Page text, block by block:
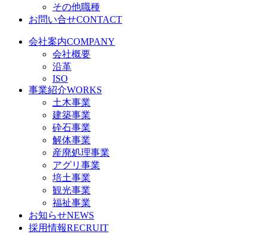
その他職種
お問い合せCONTACT
会社案内COMPANY
会社概要
沿革
ISO
事業紹介WORKS
土木事業
建築事業
砕石事業
解体事業
産廃処理事業
アグリ事業
培土事業
観光事業
福祉事業
お知らせNEWS
採用情報RECRUIT